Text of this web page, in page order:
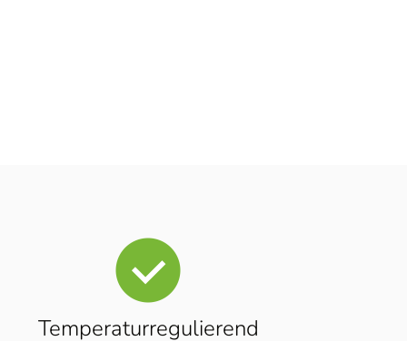
Temperaturregulierend